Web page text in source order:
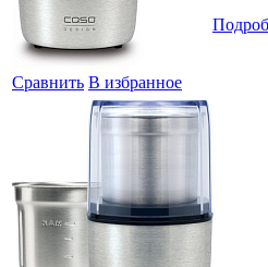
Сравнить В избранное